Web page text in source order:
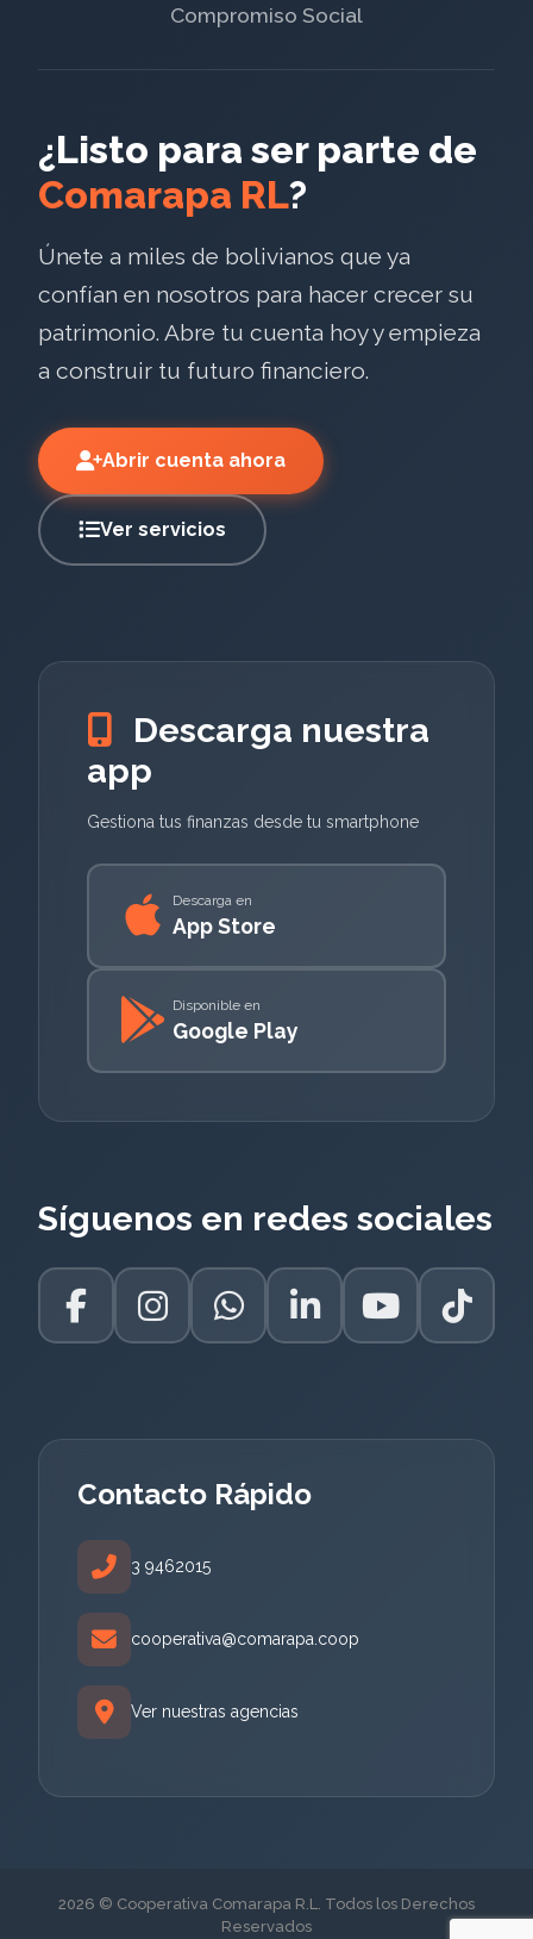
Compromiso Social
¿Listo para ser parte de
Comarapa RL?
Únete a miles de bolivianos que ya
confían en nosotros para hacer crecer su
patrimonio. Abre tu cuenta hoy y empieza
a construir tu futuro financiero.
Abrir cuenta ahora
Ver servicios
Descarga nuestra
app
Gestiona tus finanzas desde tu smartphone
Descarga en
App Store
Disponible en
Google Play
Síguenos en redes sociales
Contacto Rápido
3 9462015
cooperativa@comarapa.coop
Ver nuestras agencias
2026 © Cooperativa Comarapa R.L. Todos los Derechos
Reservados